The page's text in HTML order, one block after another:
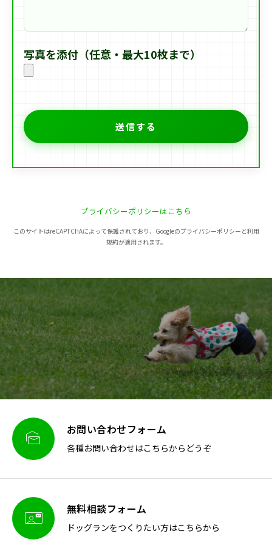
写真を添付（任意・最大10枚まで）
プライバシーポリシーはこちら
このサイトはreCAPTCHAによって保護されており、Googleのプライバシーポリシーと利用
規約が適用されます。
 お問い合わせフォーム
各種お問い合わせはこちらからどうぞ
 無料相談フォーム
ドッグランをつくりたい方はこちらから